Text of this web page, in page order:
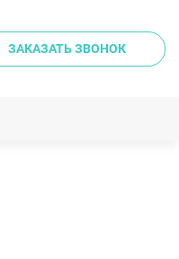
ЗАКАЗАТЬ ЗВОНОК